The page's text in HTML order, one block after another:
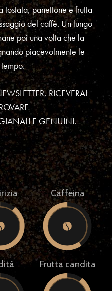
panettone e frutta
del caffè. Un lungo
poi una volta che la
piacevolmente le
RICEVERAI
E GENUINI.
Caffeina
Frutta candita